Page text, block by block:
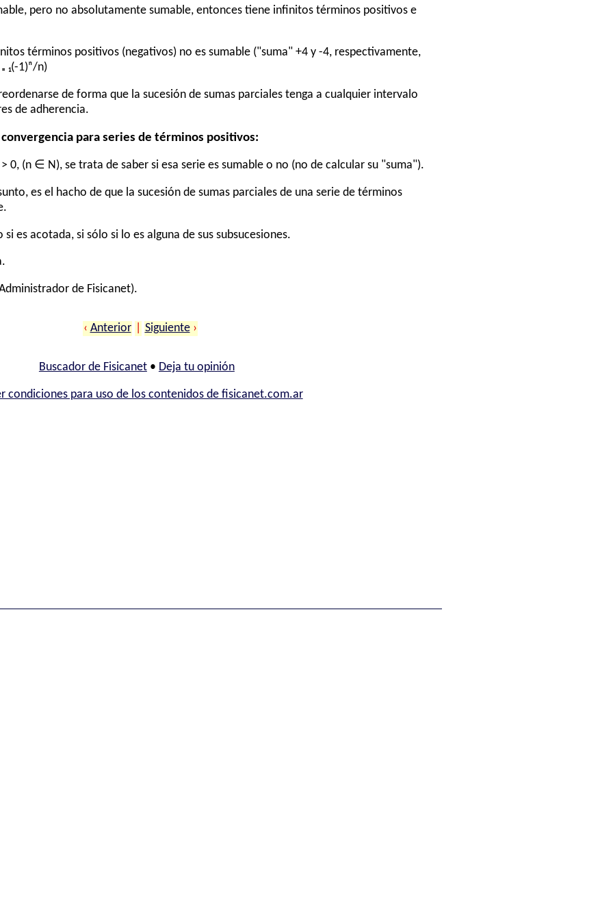
pero no absolutamente sumable, entonces tiene infinitos términos positivos e
términos positivos (negativos) no es sumable ("suma" +4 y -4, respectivamente,
₁(-1)ⁿ/n)
de forma que la sucesión de sumas parciales tenga a cualquier intervalo
de adherencia.
para series de términos positivos:
> 0, (n ∈ N), se trata de saber si esa serie es sumable o no (no de calcular su "suma").
es el hacho de que la sucesión de sumas parciales de una serie de términos
es acotada, si sólo si lo es alguna de sus subsucesiones.
de Fisicanet).
‹ Anterior Siguiente ›
Buscador de Fisicanet• Deja tu opinión
condiciones para uso de los contenidos de fisicanet.com.ar